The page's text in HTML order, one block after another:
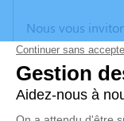
Nous vous
vos
anecdote ou
poèmes ou des
d'expression